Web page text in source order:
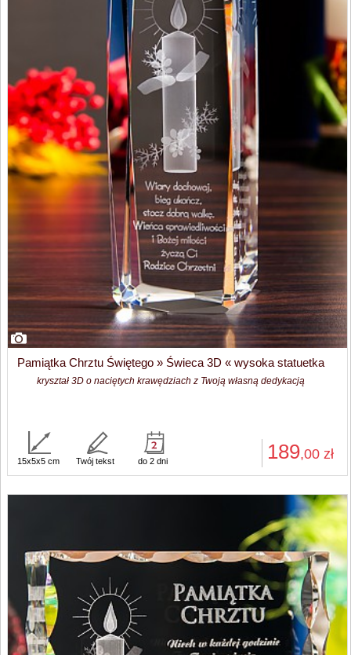
Pamiątka Chrztu Świętego » Świeca 3D « wysoka statuetka
kryształ 3D o naciętych krawędziach z Twoją własną dedykacją
189,00 zł
15x5x5 cm Twój tekst do 2 dni